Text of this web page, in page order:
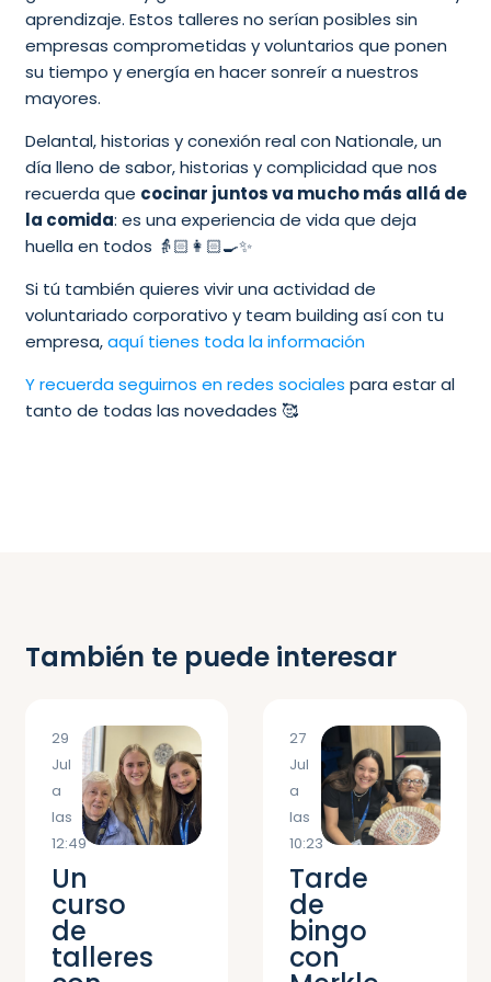
aprendizaje. Estos talleres no serían posibles sin
empresas comprometidas y voluntarios que ponen
su tiempo y energía en hacer sonreír a nuestros
mayores.
Delantal, historias y conexión real con Nationale, un
día lleno de sabor, historias y complicidad que nos
recuerda que cocinar juntos va mucho más allá de
la comida: es una experiencia de vida que deja
huella en todos 👵🏻👩🏻‍🍳✨
Si tú también quieres vivir una actividad de
voluntariado corporativo y team building así con tu
empresa,aquí tienes toda la información
Y recuerda seguirnos en redes sociales para estar al
tanto de todas las novedades 🥰
También te puede interesar
29
Jul
a
las
12:49
Un
curso
de
talleres
27
Jul
a
las
10:23
Tarde
de
bingo
con